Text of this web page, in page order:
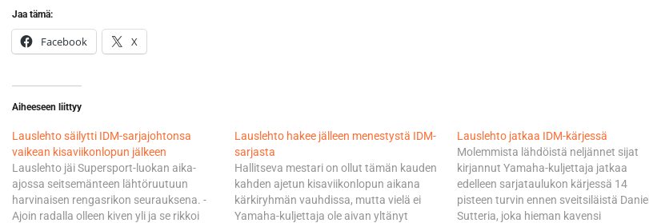
Jaa tämä:
Facebook X
Aiheeseen liittyy
Lauslehto säilytti IDM-sarjajohtonsa
vaikean kisaviikonlopun jälkeen
Lauslehto jäi Supersport-luokan aika-
ajossa seitsemänteen lähtöruutuun
harvinaisen rengasrikon seurauksena. -
Ajoin radalla olleen kiven yli ja se rikkoi
Lauslehto hakee jälleen menestystä IDM-
sarjasta
Hallitseva mestari on ollut tämän kauden
kahden ajetun kisaviikonlopun aikana
kärkiryhmän vauhdissa, mutta vielä ei
Yamaha-kuljettaja ole aivan yltänyt
Lauslehto jatkaa IDM-kärjessä
Molemmista lähdöistä neljännet sijat
kirjannut Yamaha-kuljettaja jatkaa
edelleen sarjataulukon kärjessä 14
pisteen turvin ennen sveitsiläistä Daniel
Sutteria, joka hieman kavensi